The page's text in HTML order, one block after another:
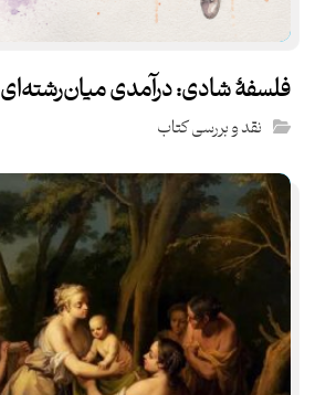
فلسفۀ شادی: درآمدی میان‌رشته‌ای
نقد و بررسی کتاب